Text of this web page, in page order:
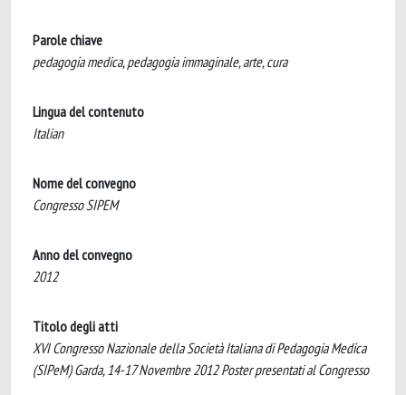
Parole chiave
pedagogia medica, pedagogia immaginale, arte, cura
Lingua del contenuto
Italian
Nome del convegno
Congresso SIPEM
Anno del convegno
2012
Titolo degli atti
XVI Congresso Nazionale della Società Italiana di Pedagogia Medica
(SIPeM) Garda, 14-17 Novembre 2012 Poster presentati al Congresso